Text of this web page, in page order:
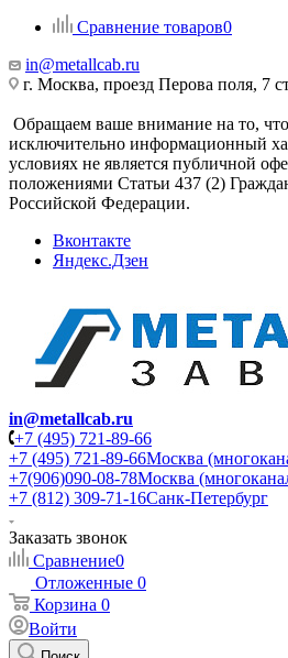
Сравнение товаров0
in@metallcab.ru
г. Москва, проезд Перова поля, 7
Обращаем ваше внимание на то,
исключительно информационный
условиях не является публичной
положениями Статьи 437 (2)
Российской Федерации.
Вконтакте
Яндекс.Дзен
in@metallcab.ru
+7 (495) 721-89-66
+7 (495) 721-89-66Москва
+7(906)090-08-78Москва
+7 (812) 309-71-16Санк-Петербург
Заказать звонок
Сравнение0
Отложенные 0
Корзина 0
Войти